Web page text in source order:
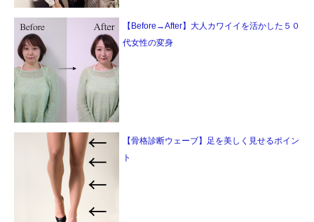
【Before→After】大人カワイイを活かした５０
代女性の変身
【骨格診断ウェーブ】足を美しく見せるポイン
ト